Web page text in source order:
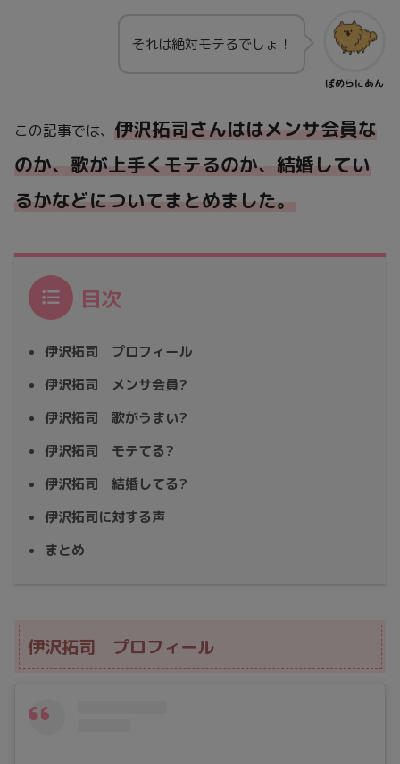
ぽめらにあん
それは絶対モテるでしょ！
この記事では、 伊沢拓司さんははメンサ会員な
のか、歌が上手くモテるのか、結婚してい
るかなどについてまとめました。
目次
伊沢拓司 プロフィール
伊沢拓司 メンサ会員?
伊沢拓司 歌がうまい?
伊沢拓司 モテてる?
伊沢拓司 結婚してる?
伊沢拓司に対する声
まとめ
伊沢拓司 プロフィール